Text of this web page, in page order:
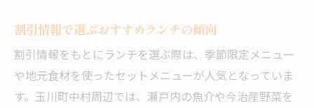
割引情報で選ぶおすすめランチの傾向
割引情報をもとにランチを選ぶ際は、季節限定メニュー
や地元食材を使ったセットメニューが人気となっていま
す。玉川町中村周辺では、瀬戸内の魚介や今治産野菜を